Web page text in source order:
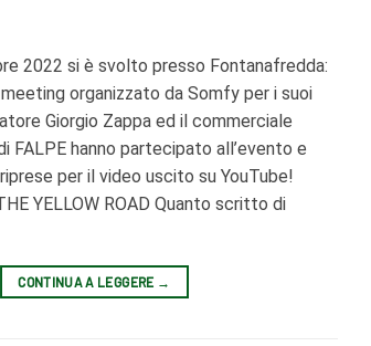
2022 si è svolto presso Fontanafredda:
organizzato da Somfy per i suoi
Giorgio Zappa ed il commerciale
FALPE hanno partecipato all’evento e
per il video uscito su YouTube!
YELLOW ROAD Quanto scritto di
CONTINUA A LEGGERE →